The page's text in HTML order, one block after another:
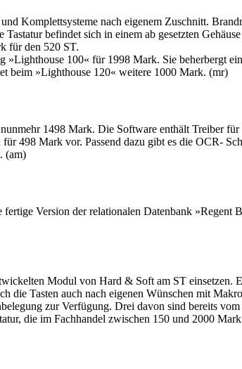
Komplettsysteme nach eigenem Zuschnitt.
befindet sich in einem ab gesetzten
für den 520 ST.
100« für 1998 Mark. Sie beherbergt
beim »Lighthouse 120« weitere 1000 Mark. (mr)
1498 Mark. Die Software enthält Treiber
498 Mark vor. Passend dazu gibt es die OCR-
(am)
Version der relationalen Datenbank
Modul von Hard & Soft am ST
die Tasten auch nach eigenen Wünschen mit
zur Verfügung. Drei davon sind bereits
die im Fachhandel zwischen 150 und 2000